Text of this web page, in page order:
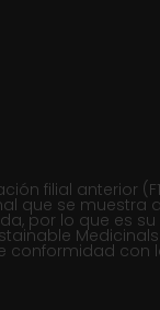
filial anterior
que se muestra
por lo que es
Medicinals
conformidad con